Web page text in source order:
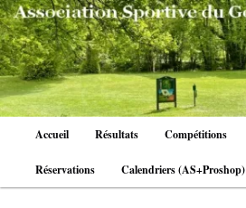
Aller
au
contenu
principal
Accueil Résultats Compétitions
Réservations Calendriers (AS+Proshop)